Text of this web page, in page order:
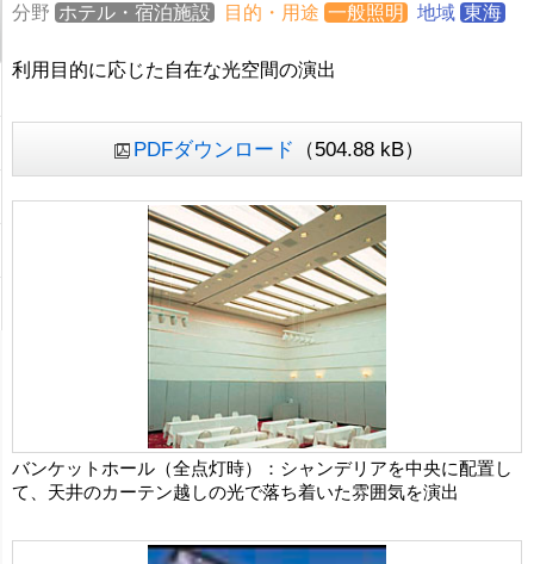
分野 ホテル・宿泊施設 目的・用途 一般照明 地域 東海
利用目的に応じた自在な光空間の演出
PDFダウンロード （504.88 kB）
バンケットホール（全点灯時）：シャンデリアを中央に配置し
て、天井のカーテン越しの光で落ち着いた雰囲気を演出